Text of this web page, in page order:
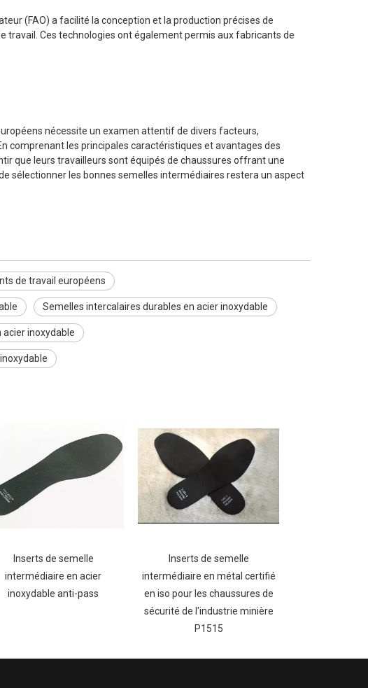
(FAO) a facilité la conception et la production précises de
Ces technologies ont également permis aux fabricants de
nécessite un examen attentif de divers facteurs,
comprenant les principales caractéristiques et avantages des
que leurs travailleurs sont équipés de chaussures offrant une
sélectionner les bonnes semelles intermédiaires restera un aspect
de travail européens
Semelles intercalaires durables en acier inoxydable
inoxydable
Inserts de semelle
intermédiaire en acier
inoxydable anti-pass
Inserts de semelle
intermédiaire en métal certifié
en iso pour les chaussures de
sécurité de l'industrie minière
P1515